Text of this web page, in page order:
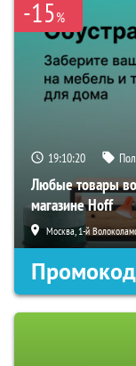
-15%
19:10:19
Любые товары во
магазине Hoff
Москва, 1-й
Промокод